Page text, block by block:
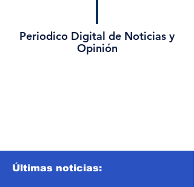
Periodico Digital de Noticias y
Opinión
Últimas noticias: